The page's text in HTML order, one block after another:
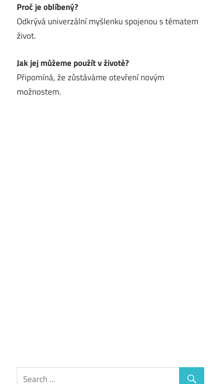
Proč je oblíbený?
Odkrývá univerzální myšlenku spojenou s tématem
život.
Jak jej můžeme použít v životě?
Připomíná, že zůstáváme otevření novým
možnostem.